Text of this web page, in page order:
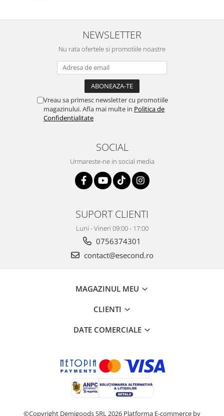
NEWSLETTER
Nu rata ofertele si promotiile noastre
Vreau sa primesc newsletter cu promotiile
magazinului. Afla mai multe in Politica de
Confidentialitate
SOCIAL
Urmareste-ne in social media
SUPORT CLIENTI
Luni - Vineri 09:00 - 17:00
0756374301
contact@esecond.ro
MAGAZINUL MEU
CLIENTI
DATE COMERCIALE
©Copyright Demigoods SRL 2026 Platforma E-commerce by